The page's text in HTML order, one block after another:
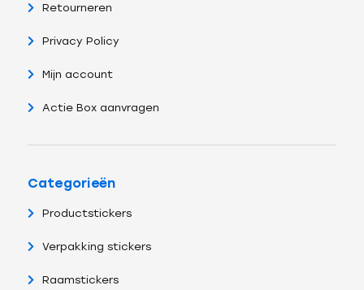
Retourneren
Privacy Policy
Mijn account
Actie Box aanvragen
Categorieën
Productstickers
Verpakking stickers
Raamstickers